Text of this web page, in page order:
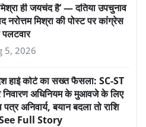
मिश्रा ही जयचंद है’ — दतिया उपचुनाव
नरोत्तम मिश्रा की पोस्ट पर कांग्रेस
पलटवार
5, 2026
हाई कोर्ट का सख्त फैसला: SC-ST
निवारण अधिनियम के मुआवजे के लिए
अनिवार्य, बयान बदला तो राशि
Full Story